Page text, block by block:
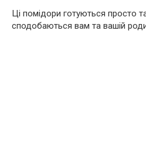
Ці помідори готуються просто
сподобаються вам та вашій